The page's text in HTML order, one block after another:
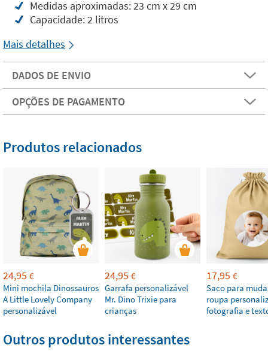
Medidas aproximadas: 23 cm x 29 cm
Capacidade: 2 litros
Mais detalhes
DADOS DE ENVIO
OPÇÕES DE PAGAMENTO
Produtos relacionados
24,95 €
Mini mochila Dinossauros
A Little Lovely Company
personalizável
24,95 €
Garrafa personalizável
Mr. Dino Trixie para
crianças
17,95 €
Saco para
roupa
fotografia e
Outros produtos interessantes